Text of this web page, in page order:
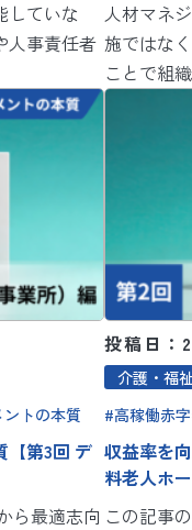
していな
人事責任者
人材マネ
施ではな
ことで組
トの本質
【第3回 デ
ら最適志向
投稿日：
介護・福
高稼働赤字
収益率を
料老人ホー
この記事